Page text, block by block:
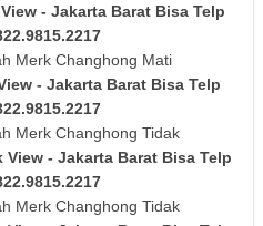
- Jakarta Barat Bisa Telp
Merk Changhong Mati
- Jakarta Barat Bisa Telp
Merk Changhong Tidak
View - Jakarta Barat Bisa Telp
Merk Changhong Tidak